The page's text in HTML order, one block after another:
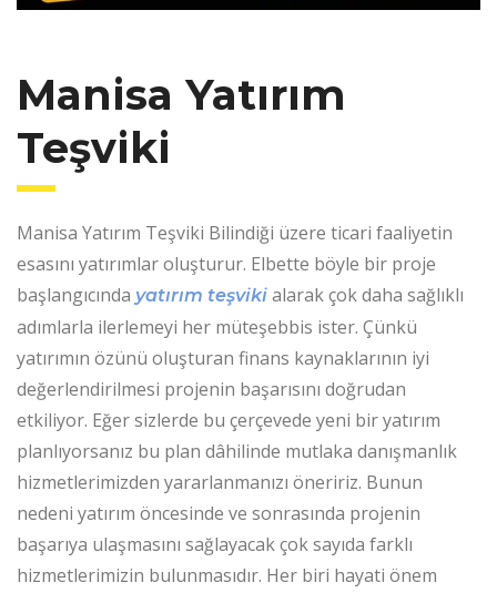
Manisa Yatırım
Teşviki
Manisa Yatırım Teşviki Bilindiği üzere ticari faaliyetin
esasını yatırımlar oluşturur. Elbette böyle bir proje
başlangıcında yatırım teşviki alarak çok daha sağlıklı
adımlarla ilerlemeyi her müteşebbis ister. Çünkü
yatırımın özünü oluşturan finans kaynaklarının iyi
değerlendirilmesi projenin başarısını doğrudan
etkiliyor. Eğer sizlerde bu çerçevede yeni bir yatırım
planlıyorsanız bu plan dâhilinde mutlaka danışmanlık
hizmetlerimizden yararlanmanızı öneririz. Bunun
nedeni yatırım öncesinde ve sonrasında projenin
başarıya ulaşmasını sağlayacak çok sayıda farklı
hizmetlerimizin bulunmasıdır. Her biri hayati önem